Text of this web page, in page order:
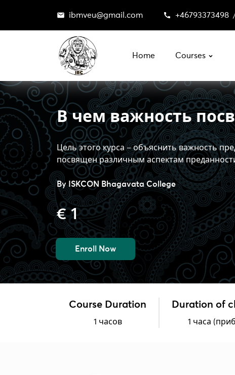
ibmveu@gmail.com +46793373498
Home Courses
В чем важность
Цель этого курса – объяснить важность
посвящен различным аспектам
ByISKCON Bhagavata College
€ 1
Enroll Now
Course Duration
1 часов
Duration of
1 часа